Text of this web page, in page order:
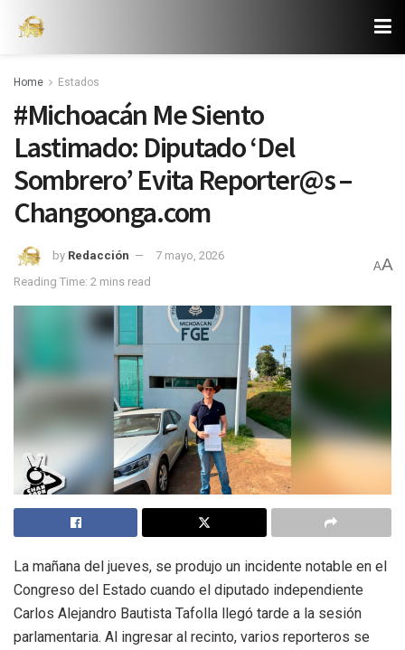
Home Estados
#Michoacán Me Siento
Lastimado: Diputado ‘Del
Sombrero’ Evita Reporter@s –
Changoonga.com
by Redacción
7 mayo, 2026
Reading Time: 2 mins read
AA
La mañana del jueves, se produjo un incidente notable en el
Congreso del Estado cuando el diputado independiente
Carlos Alejandro Bautista Tafolla llegó tarde a la sesión
parlamentaria. Al ingresar al recinto, varios reporteros se